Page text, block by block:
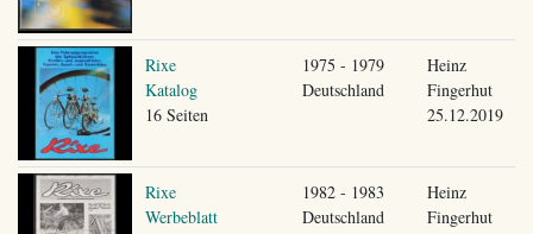
Rixe
Katalog
16 Seiten
1975 - 1979
Deutschland
Heinz
Fingerhut
25.12.2019
Rixe
Werbeblatt
1982 - 1983
Deutschland
Heinz
Fingerhut